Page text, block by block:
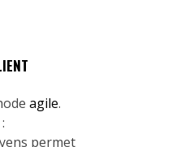
agile.
permet